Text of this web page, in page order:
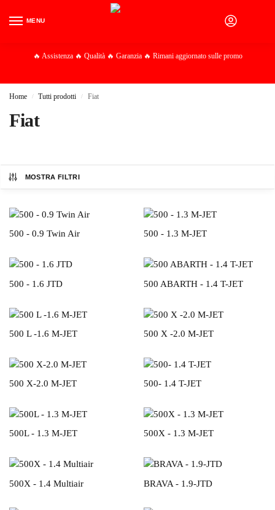
MENU
🔥 Assistenza 🔥 Qualità 🔥 Garanzia 🔥 Rimani aggiornato sulle promo
Home / Tutti prodotti / Fiat
Fiat
MOSTRA FILTRI
500 - 0.9 Twin Air 500 - 1.3 M-JET
500 - 1.6 JTD 500 ABARTH - 1.4 T-JET
500 L -1.6 M-JET 500 X -2.0 M-JET
500 X-2.0 M-JET 500- 1.4 T-JET
500L - 1.3 M-JET 500X - 1.3 M-JET
500X - 1.4 Multiair BRAVA - 1.9-JTD